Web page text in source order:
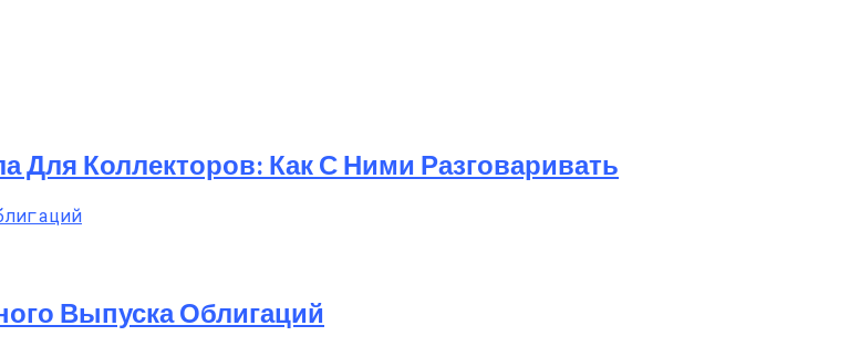
Для Коллекторов: Как С Ними Разговаривать
Выпуска Облигаций